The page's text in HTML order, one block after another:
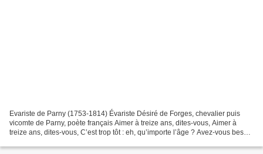
Evariste de Parny (1753-1814) Évariste Désiré de Forges, chevalier puis
vicomte de Parny, poète français Aimer à treize ans, dites-vous, Aimer à
treize ans, dites-vous, C’est trop tôt : eh, qu’importe l’âge ? Avez-vous besoin